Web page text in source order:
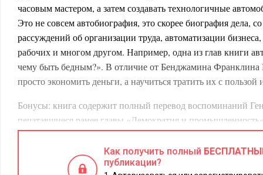
часовым мастером, а затем создавать технологичные
Это не совсем автобиография, это скорее биография дела,
рассуждений об организации труда, автоматизации
рабочих и многом другом. Например, одна из глав книги
чему быть бедным?». В отличие от Бенджамина Франклина
просто экономить деньги, а научиться тратить их с пользой
Бонусы: книга содержит полный перевод воспоминаний
печатавшиеся ранее главы «Демократия и
ожидать».
Цитата из книги:
Как получить полный
публикации?